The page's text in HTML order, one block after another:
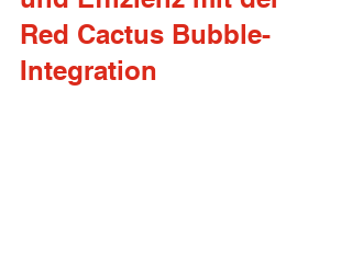
Red Cactus Bubble-
Integration